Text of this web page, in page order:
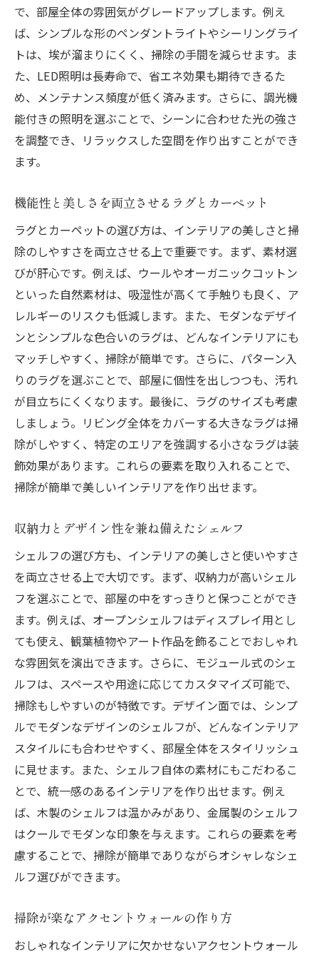
で、部屋全体の雰囲気がグレードアップします。例え
ば、シンプルな形のペンダントライトやシーリングライ
トは、埃が溜まりにくく、掃除の手間を減らせます。ま
た、LED照明は長寿命で、省エネ効果も期待できるた
め、メンテナンス頻度が低く済みます。さらに、調光機
能付きの照明を選ぶことで、シーンに合わせた光の強さ
を調整でき、リラックスした空間を作り出すことができ
ます。
機能性と美しさを両立させるラグとカーペット
ラグとカーペットの選び方は、インテリアの美しさと掃
除のしやすさを両立させる上で重要です。まず、素材選
びが肝心です。例えば、ウールやオーガニックコットン
といった自然素材は、吸湿性が高くて手触りも良く、ア
レルギーのリスクも低減します。また、モダンなデザイ
ンとシンプルな色合いのラグは、どんなインテリアにも
マッチしやすく、掃除が簡単です。さらに、パターン入
りのラグを選ぶことで、部屋に個性を出しつつも、汚れ
が目立ちにくくなります。最後に、ラグのサイズも考慮
しましょう。リビング全体をカバーする大きなラグは掃
除がしやすく、特定のエリアを強調する小さなラグは装
飾効果があります。これらの要素を取り入れることで、
掃除が簡単で美しいインテリアを作り出せます。
収納力とデザイン性を兼ね備えたシェルフ
シェルフの選び方も、インテリアの美しさと使いやすさ
を両立させる上で大切です。まず、収納力が高いシェル
フを選ぶことで、部屋の中をすっきりと保つことができ
ます。例えば、オープンシェルフはディスプレイ用とし
ても使え、観葉植物やアート作品を飾ることでおしゃれ
な雰囲気を演出できます。さらに、モジュール式のシェ
ルフは、スペースや用途に応じてカスタマイズ可能で、
掃除もしやすいのが特徴です。デザイン面では、シンプ
ルでモダンなデザインのシェルフが、どんなインテリア
スタイルにも合わせやすく、部屋全体をスタイリッシュ
に見せます。また、シェルフ自体の素材にもこだわるこ
とで、統一感のあるインテリアを作り出せます。例え
ば、木製のシェルフは温かみがあり、金属製のシェルフ
はクールでモダンな印象を与えます。これらの要素を考
慮することで、掃除が簡単でありながらオシャレなシェ
ルフ選びができます。
掃除が楽なアクセントウォールの作り方
おしゃれなインテリアに欠かせないアクセントウォール